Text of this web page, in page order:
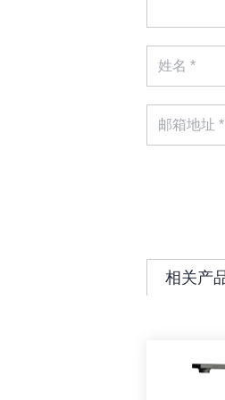
相关产